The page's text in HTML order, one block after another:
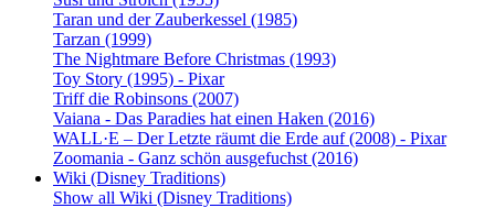
Taran und der Zauberkessel (1985)
Tarzan (1999)
The Nightmare Before Christmas (1993)
Toy Story (1995) - Pixar
Triff die Robinsons (2007)
Vaiana - Das Paradies hat einen Haken (2016)
WALL·E – Der Letzte räumt die Erde auf (2008) - Pixar
Zoomania - Ganz schön ausgefuchst (2016)
Wiki (Disney Traditions)
Show all Wiki (Disney Traditions)